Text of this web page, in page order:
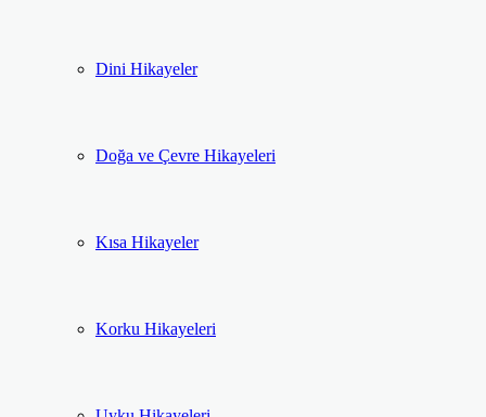
Dini Hikayeler
Doğa ve Çevre Hikayeleri
Kısa Hikayeler
Korku Hikayeleri